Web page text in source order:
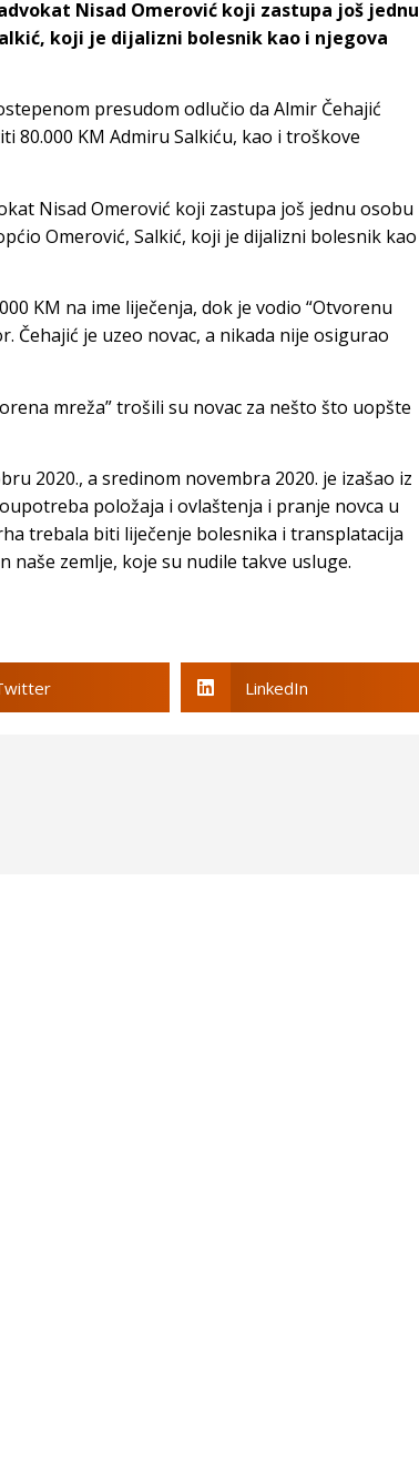
Nisad Omerović koji zastupa još jednu
koji je dijalizni bolesnik kao i njegova
presudom odlučio da Almir Čehajić
80.000 KM Admiru Salkiću, kao i troškove
Nisad Omerović koji zastupa još jednu osobu
Omerović, Salkić, koji je dijalizni bolesnik kao
KM na ime liječenja, dok je vodio “Otvorenu
Čehajić je uzeo novac, a nikada nije osigurao
mreža” trošili su novac za nešto što uopšte
2020., a sredinom novembra 2020. je izašao iz
položaja i ovlaštenja i pranje novca u
trebala biti liječenje bolesnika i transplatacija
naše zemlje, koje su nudile takve usluge.
LinkedIn